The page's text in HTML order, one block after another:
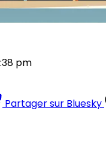
pm
Partager sur Bluesky